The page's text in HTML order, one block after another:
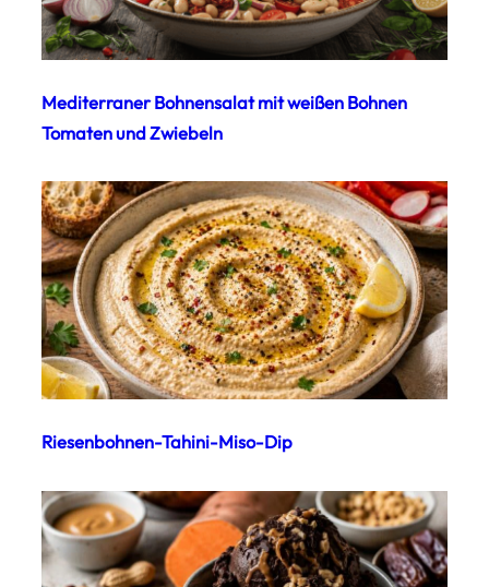
Mediterraner Bohnensalat mit weißen Bohnen
Tomaten und Zwiebeln
Riesenbohnen-Tahini-Miso-Dip